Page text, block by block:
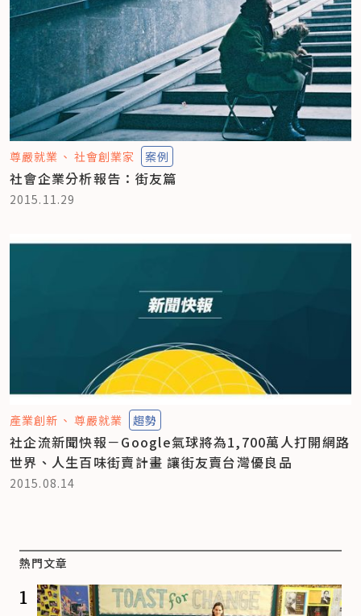
尊嚴就業 社會創業家 案例
社會企業分析報告：街友篇
2015.11.29
產業創新 尊嚴就業 趨勢
社企流新聞快報－Google氣球將為1,700萬人打開網路
世界、人生百味街賣計畫 讓街友賣台灣優良品
2015.08.14
熱門文章
1